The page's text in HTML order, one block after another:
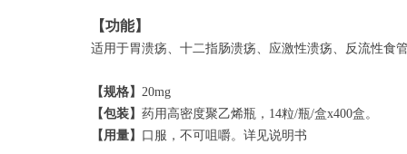
【功能】
适用于胃溃疡、十二指肠溃疡、应激性溃疡、反流性食
【规格】 20mg
【包装】 药用高密度聚乙烯瓶，14粒/瓶/盒x400盒。
【用量】
口服，不可咀嚼。详见说明书